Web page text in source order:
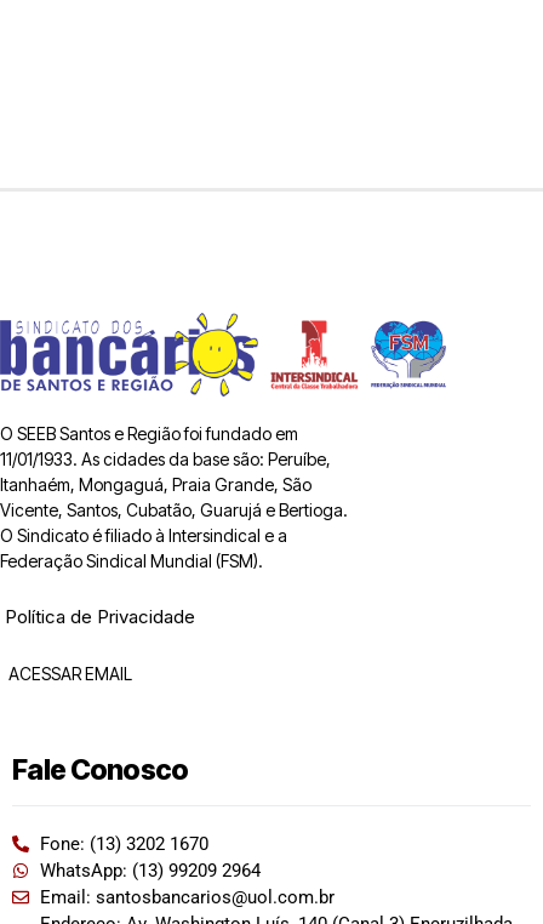
O SEEB Santos e Região foi fundado em
11/01/1933. As cidades da base são: Peruíbe,
Itanhaém, Mongaguá, Praia Grande, São
Vicente, Santos, Cubatão, Guarujá e Bertioga.
O Sindicato é filiado à Intersindical e a
Federação Sindical Mundial (FSM).
Política de Privacidade
ACESSAR EMAIL
Fale Conosco
Fone: (13) 3202 1670
WhatsApp: (13) 99209 2964
Email: santosbancarios@uol.com.br